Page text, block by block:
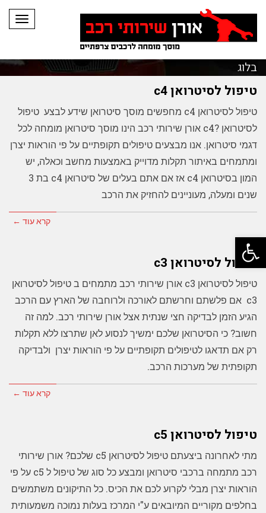
פתח סרגל נגישות
בלוג
טיפול לסיטרואן c4
טיפול לסיטרואן c4 מחפשים מוסך סיטרואן שידע לבצע טיפול
לסיטרואן ?c4 אורן שירותי רכב הינו מוסך סיטרואן מומחה לכל
דגמי סיטרואן. אנו מבצעים טיפולים תקופתיים על פי הוראות יצרן
ומתמחים באיתור תקלות מדוייק באמצעות מחשב וכאלה, יש
המון בסיטרואן c4 אז אם אתם בעלים של סיטרואן c4 בת 3
שנים ומעלה, מעוניינים להחזיק את הרכב
קרא עוד ←
טיפול לסיטרואן c3
טיפול לסיטרואן c3 אורן שירותי רכב מתמחים ב טיפול לסיטרואן
c3 אם פלשתם וחרשתם לאורכה ולרוחבה של הארץ עם הרכב
הגיע הזמן לבדיקה חצי שנתית אצל אורן שירותי רכב. למה זה
חשוב? כי הסיטרואן שלכם ימשיך לנסוע לאן שתרצו ללא תקלות
רק אם תדאגו לטיפולים תקופתיים על פי הוראות יצרן ולבדיקה
תקופתית של מערכות הרכב.
קרא עוד ←
טיפול לסיטרואן c5
מתי לאחרונה ביצעתם טיפול לסיטרואן c5 שלכם? אורן שירותי
רכב מתמחה ברכבי סיטרואן ומבצע כל סוג של טיפול ל c5 על פי
הוראות יצרן מבלי לקרוע לכם את הכיס. כל התיקונים משתמשים
בחלפים מקוריים המיובאים ע"י המרכז בעלות נמוכה משמעותית